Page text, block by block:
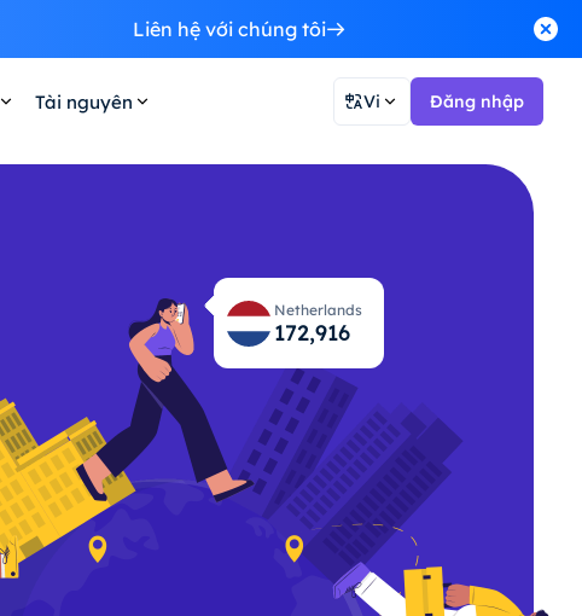
Liên hệ với chúng tôi
Tài nguyên Vi Đăng nhập
Netherlands
172,982